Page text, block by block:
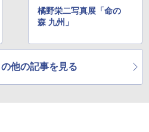
橘野栄二写真展「命の
森 九州」
の他の記事を見る